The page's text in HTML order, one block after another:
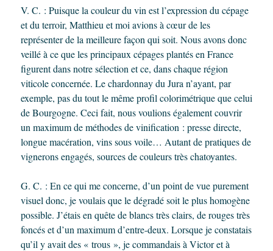
V. C. : Puisque la couleur du vin est l’expression du cépage
et du terroir, Matthieu et moi avions à cœur de les
représenter de la meilleure façon qui soit. Nous avons donc
veillé à ce que les principaux cépages plantés en France
figurent dans notre sélection et ce, dans chaque région
viticole concernée. Le chardonnay du Jura n’ayant, par
exemple, pas du tout le même profil colorimétrique que celui
de Bourgogne. Ceci fait, nous voulions également couvrir
un maximum de méthodes de vinification : presse directe,
longue macération, vins sous voile… Autant de pratiques de
vignerons engagés, sources de couleurs très chatoyantes.
G. C. : En ce qui me concerne, d’un point de vue purement
visuel donc, je voulais que le dégradé soit le plus homogène
possible. J’étais en quête de blancs très clairs, de rouges très
foncés et d’un maximum d’entre-deux. Lorsque je constatais
qu’il y avait des « trous », je commandais à Victor et à